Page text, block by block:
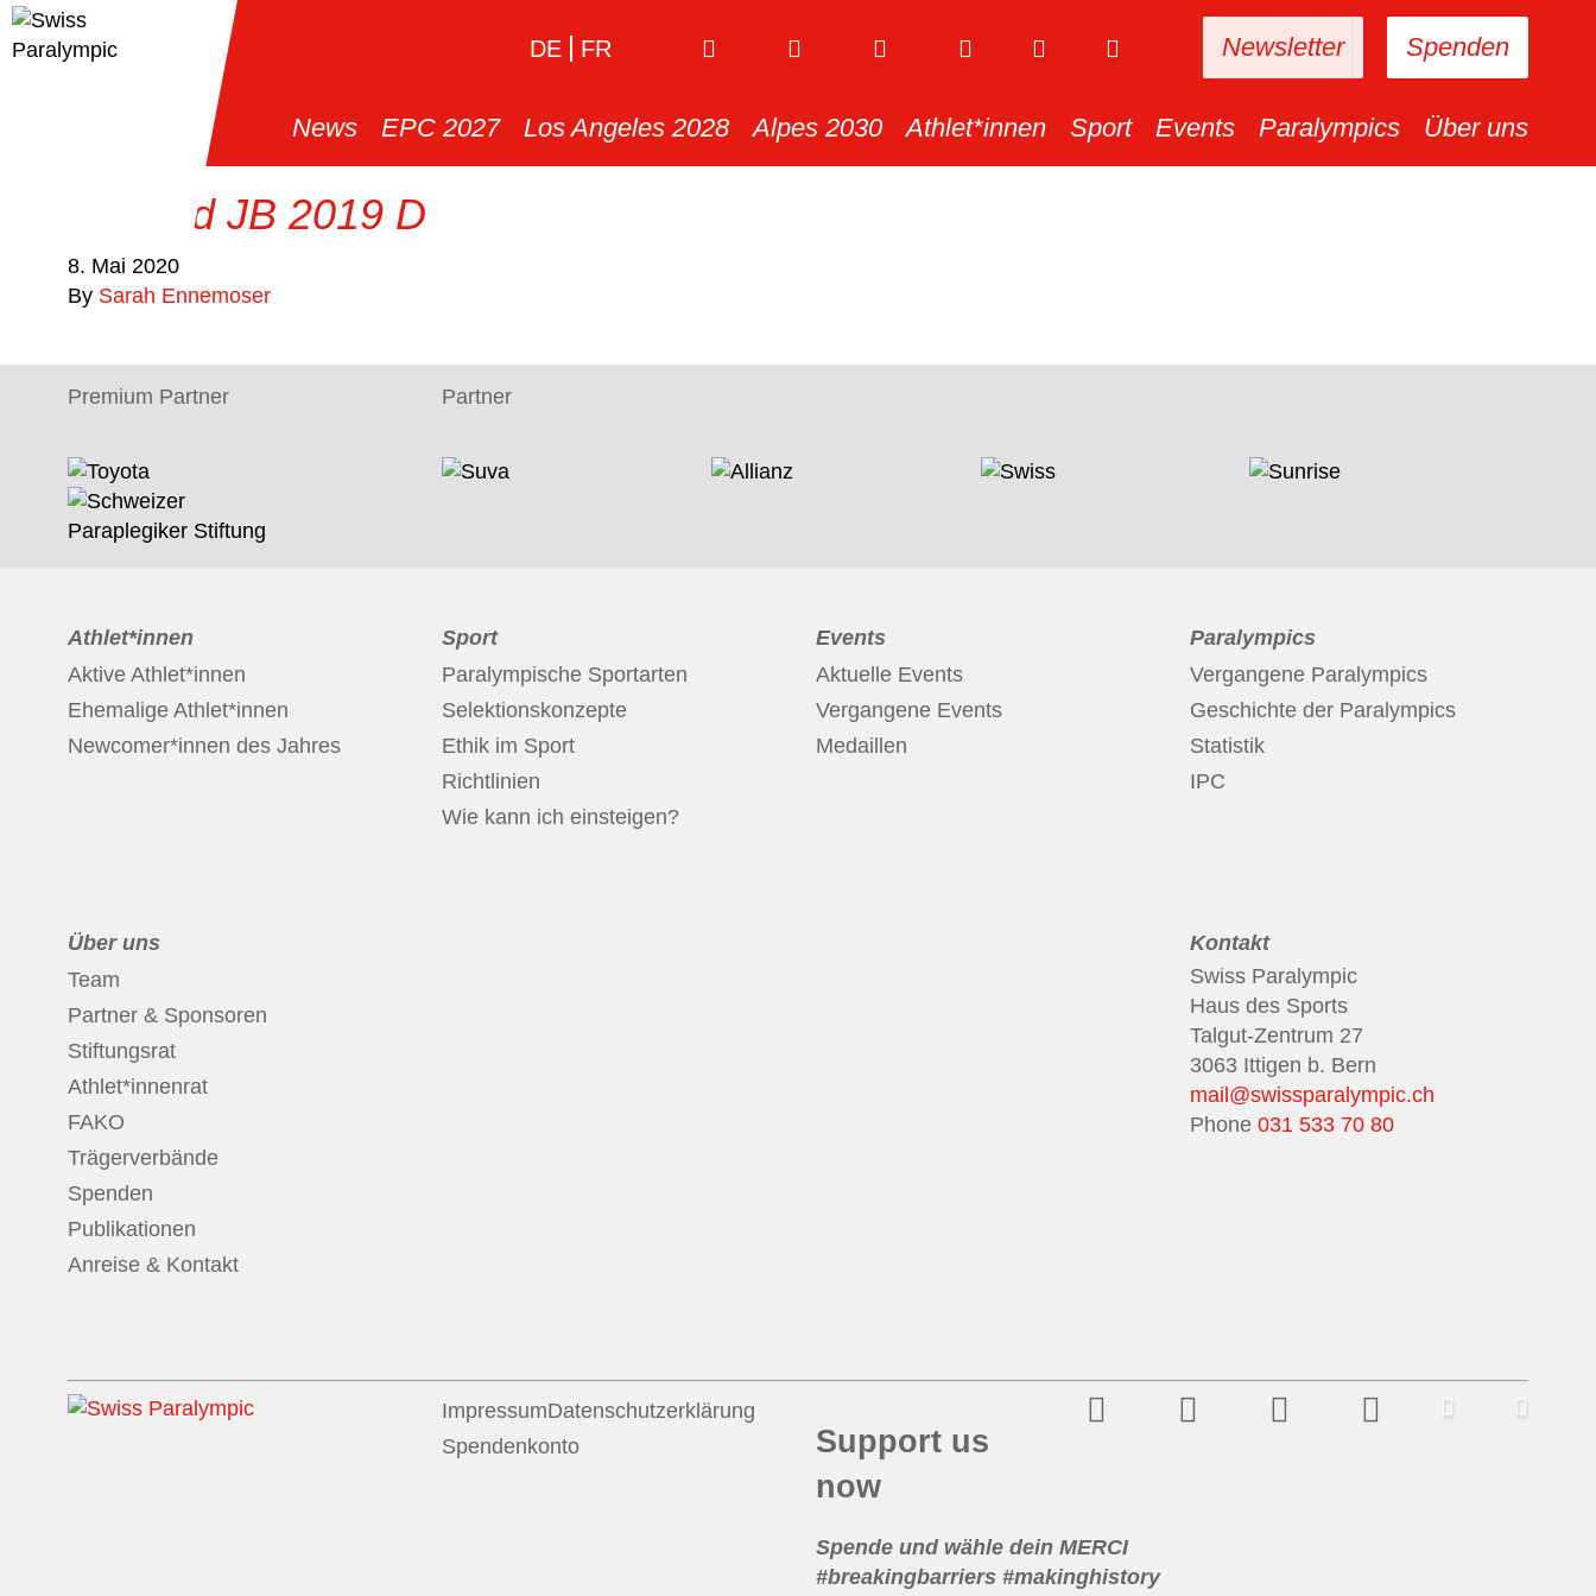
Spenden
Newsletter
DE FR
News EPC 2027 Los Angeles 2028 Alpes 2030 Athlet*innen Sport Events Paralympics Über uns
Titelbild JB 2019 D
8. Mai 2020
By Sarah Ennemoser
Premium Partner Partner
Athlet*innen
Aktive Athlet*innen
Ehemalige Athlet*innen
Newcomer*innen des Jahres
Sport
Paralympische Sportarten
Selektionskonzepte
Ethik im Sport
Richtlinien
Wie kann ich einsteigen?
Events
Aktuelle Events
Vergangene Events
Medaillen
Paralympics
Vergangene Paralympics
Geschichte der Paralympics
Statistik
IPC
Über uns
Team
Partner & Sponsoren
Stiftungsrat
Athlet*innenrat
FAKO
Trägerverbände
Spenden
Publikationen
Anreise & Kontakt
Kontakt
Swiss Paralympic
Haus des Sports
Talgut-Zentrum 27
3063 Ittigen b. Bern
mail@swissparalympic.ch
Phone 031 533 70 80
ImpressumDatenschutzerklärung
Spendenkonto
Support us
now
Spende und wähle dein MERCI
#breakingbarriers #makinghistory